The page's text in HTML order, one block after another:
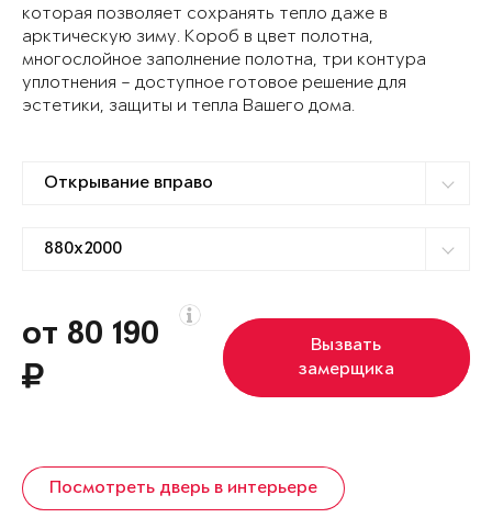
которая позволяет сохранять тепло даже в
арктическую зиму. Короб в цвет полотна,
многослойное заполнение полотна, три контура
уплотнения – доступное готовое решение для
эстетики, защиты и тепла Вашего дома.
от 80 190
Вызвать
замерщика
Посмотреть дверь в интерьере